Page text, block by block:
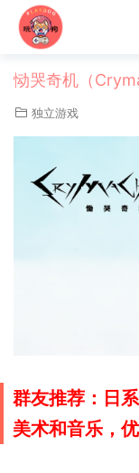
恸哭奇机（
独立游戏
群友推荐：日
美术和音乐，